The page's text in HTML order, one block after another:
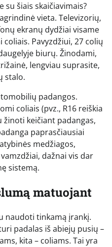
su šiais skaičiavimais?
vieta. Televizorių,
ekranų dydžiai visame
Pavyzdžiui, 27 colių
biurų. Žinodami,
lengviau suprasite,
stalo.
padangos.
coliais (pvz., R16 reiškia
žinoti keičiant padangas,
paprasčiausiai
medžiagos,
dažnai vis dar
sistemą.
matuojant
naudoti tinkamą įrankį.
padalas iš abiejų pusių –
kita – coliams. Tai yra